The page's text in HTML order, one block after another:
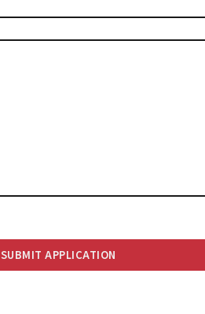
SUBMIT APPLICATION